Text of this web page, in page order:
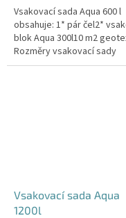
hvězdiček.
Vsakovací sada Aqua 600 l
obsahuje: 1* pár čel2*
blok Aqua 300l10 m2
Rozměry vsakovací sady
240x80x52 cm Nesedí vám
Vsakovací sada Aqua
1200l